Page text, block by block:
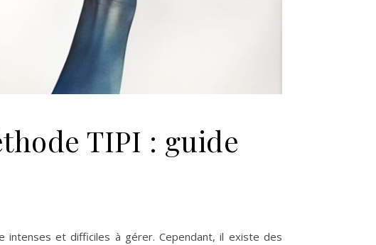
TIPI : guide
et difficiles à gérer. Cependant, il existe des